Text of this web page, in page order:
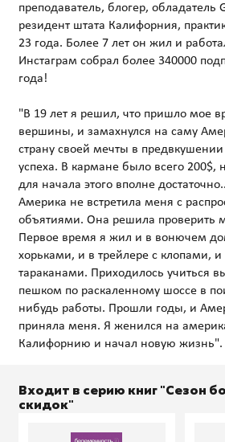
преподаватель, блогер, обладатель
резидент штата Калифорния,
23 года. Более 7 лет он жил и
Инстаграм собрал более 340000
года!
"В 19 лет я решил, что пришло мое
вершины, и замахнулся на саму
страну своей мечты в
успеха. В кармане было всего 200$,
для начала этого вполне
Америка не встретила меня с
объятиями. Она решила проверить
Первое время я жил и в вонючем
хорьками, и в трейлере с клопами, и
тараканами. Приходилось учиться
пешком по раскаленному шоссе в
нибудь работы. Прошли годы, и
приняла меня. Я женился на
Входит в серию книг "Сезон
скидок"